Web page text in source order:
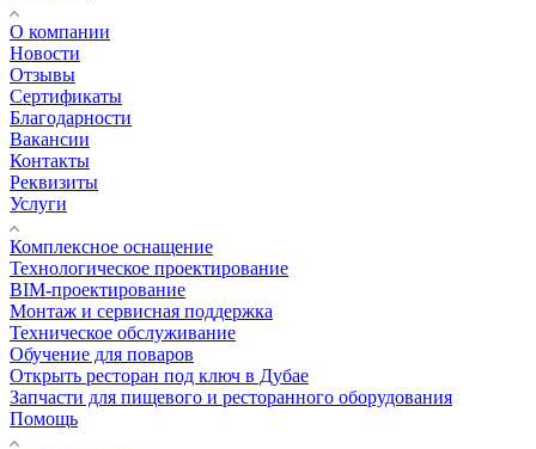
О компании
Новости
Отзывы
Сертификаты
Благодарности
Вакансии
Контакты
Реквизиты
Услуги
Комплексное оснащение
Технологическое проектирование
BIM-проектирование
Монтаж и сервисная поддержка
Техническое обслуживание
Обучение для поваров
Открыть ресторан под ключ в Дубае
Запчасти для пищевого и ресторанного оборудования
Помощь